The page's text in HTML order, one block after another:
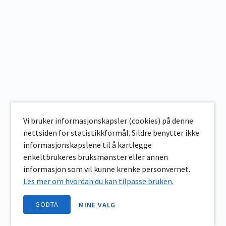
Vi bruker informasjonskapsler (cookies) på denne
nettsiden for statistikkformål. Sildre benytter ikke
informasjonskapslene til å kartlegge
enkeltbrukeres bruksmønster eller annen
informasjon som vil kunne krenke personvernet.
Les mer om hvordan du kan tilpasse bruken.
GODTA MINE VALG